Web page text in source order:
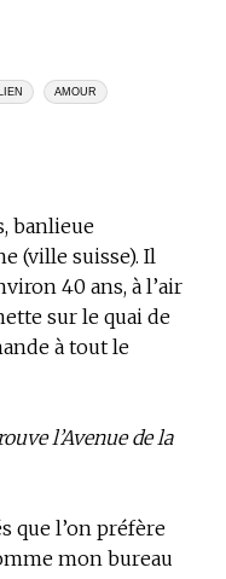
LIEN AMOUR
banlieue
(ville suisse). Il
40 ans, à l’air
sur le quai de
à tout le
l’Avenue de la
que l’on préfère
mon bureau